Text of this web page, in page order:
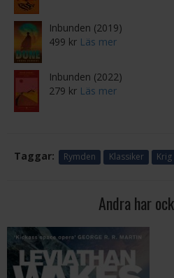
Inbunden (2019)
499 kr Läs mer
Inbunden (2022)
279 kr Läs mer
Taggar: Rymden Klassiker Krig
Andra har